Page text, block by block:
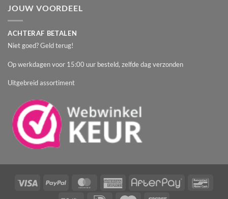
JOUW VOORDEEL
ACHTERAF BETALEN
Niet goed? Geld terug!
Op werkdagen voor 15:00 uur besteld, zelfde dag verzonden
Uitgebreid assortiment
Visa PayPal MasterCardAmerican
AfterPay